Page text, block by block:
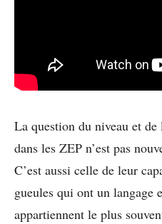
La question du niveau et de
dans les ZEP n’est pas
C’est aussi celle de leur
gueules qui ont un langage
appartiennent le plus